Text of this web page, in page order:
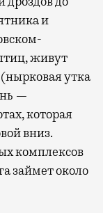
и
живут
(нырковая утка
—
которая
вниз.
комплексов
займет около